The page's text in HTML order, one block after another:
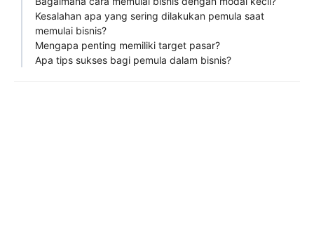
Kesalahan apa yang sering dilakukan pemula saat
memulai bisnis?
Mengapa penting memiliki target pasar?
Apa tips sukses bagi pemula dalam bisnis?